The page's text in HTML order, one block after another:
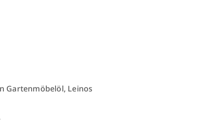
Gartenmöbelöl, Leinos